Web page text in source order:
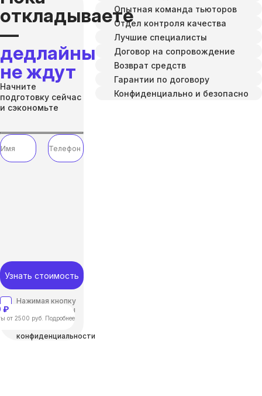
откладываете
—
дедлайны
не ждут
Начните
подготовку сейчас
и сэкономьте
Узнать стоимость
Нажимая кнопку
“отправить”, вы
соглашаетесь с
конфиденциальности
₽
от 2500 руб. Подробнее
Опытная команда тьюторов
Отдел контроля качества
Лучшие специалисты
Договор на сопровождение
Возврат средств
Гарантии по договору
Конфиденциально и безопасно